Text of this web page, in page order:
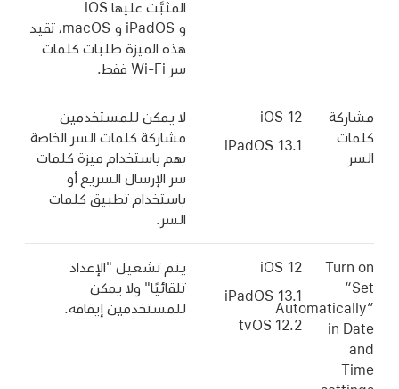
المثبَّت عليها iOS
و iPadOS و macOS، تقيد
هذه الميزة طلبات كلمات
سر Wi-Fi فقط.
مشاركة
كلمات
السر
iOS 12
iPadOS 13.1
لا يمكن للمستخدمين
مشاركة كلمات السر الخاصة
بهم باستخدام ميزة كلمات
سر الإرسال السريع أو
باستخدام تطبيق كلمات
السر.
Turn on
“Set
Automatically”
in Date
and
Time
iOS 12
iPadOS 13.1
tvOS 12.2
يتم تشغيل "الإعداد
تلقائيًا" ولا يمكن
للمستخدمين إيقافه.